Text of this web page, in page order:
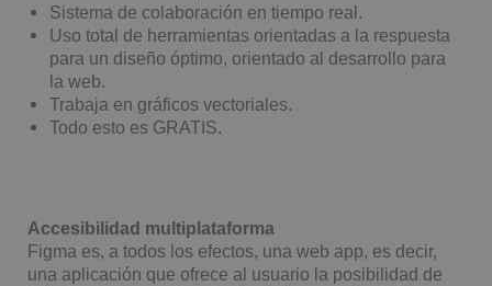
Sistema de colaboración en tiempo real.
Uso total de herramientas orientadas a la respuesta
para un diseño óptimo, orientado al desarrollo para
la web.
Trabaja en gráficos vectoriales.
Todo esto es GRATIS.
Accesibilidad multiplataforma
Figma es, a todos los efectos, una web app, es decir,
una aplicación que ofrece al usuario la posibilidad de